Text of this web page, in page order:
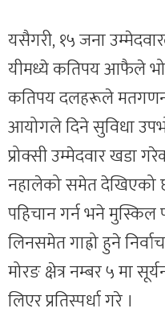
यसैगरी, १५ जना
यीमध्ये कतिपय आफैले
कतिपय दलहरूले
आयोगले दिने सुविधा
प्रोक्सी उम्मेदवार
नहालेको समेत देखिएको छ
पहिचान गर्न भने
लिनसमेत गाह्रो हुने
मोरङ क्षेत्र नम्बर ५ मा
लिएर प्रतिस्पर्धा गरे ।